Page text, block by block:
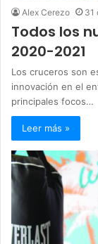
Alex Cerezo 31
Todos los
2020-2021
Los cruceros son
innovación en el
principales focos…
Leer más »